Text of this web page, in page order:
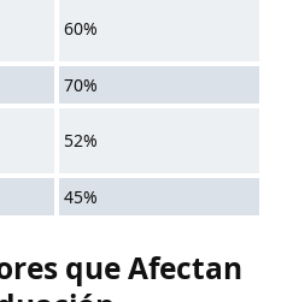
60%
70%
52%
45%
que Afectan